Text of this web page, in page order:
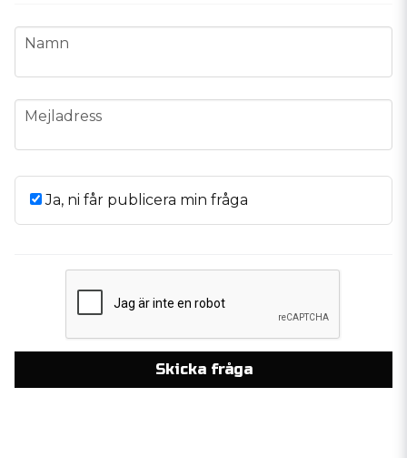
name
Namn
email
Mejladress
Ja, ni får publicera min fråga
Skicka fråga